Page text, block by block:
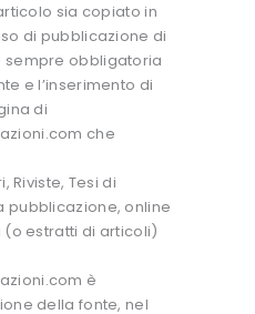
sia copiato in
di pubblicazione di
sempre obbligatoria
e l’inserimento di
di
che
Riviste, Tesi di
pubblicazione, online
estratti di articoli)
è
della fonte, nel